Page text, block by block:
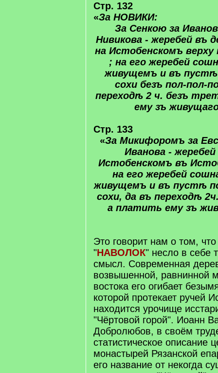
Стр. 132
«За НОВИКИ:
За ​Сенкою​ за
Нивикова - ​жеребей​ въ
на Истобенскомъ верху
; на его ​жеребей​
живущемъ и въ
сохи безъ пол-пол-​
переходѣ 2 ч. безъ
ему зъ
Стр. 133
«За ​Микифоромъ​ за
Иванова​ -
Истобенскомъ въ
на его ​жеребей​
живущемъ и въ ​пустѣ​
сохи, да въ переходѣ
а платить ему ​зъ​
Это говорит нам о том,
"НАВОЛОК" несло в себе
смысл. Современная
возвышенной, равнинной
востока его огибает
которой протекает ручей
находится урочище
"Чёртовой горой". Иоанн
Добролюбов, в своём
статистическое описание
монастырей Рязанской
его название от некогда